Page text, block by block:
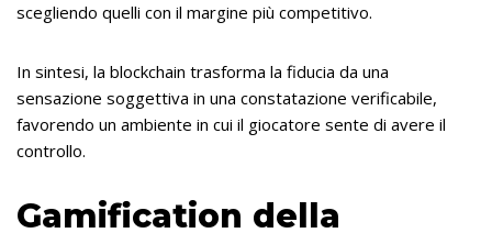
scegliendo quelli con il margine più competitivo.
In sintesi, la blockchain trasforma la fiducia da una
sensazione soggettiva in una constatazione verificabile,
favorendo un ambiente in cui il giocatore sente di avere il
controllo.
Gamification della